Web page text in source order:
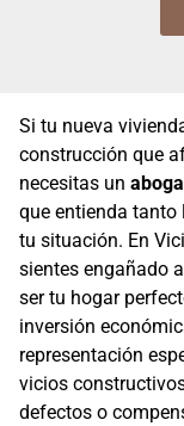
Si tu nueva
construcción que
necesitas un
que entienda tanto
tu situación. En
sientes engañado
ser tu hogar
inversión
representación
vicios
defectos o